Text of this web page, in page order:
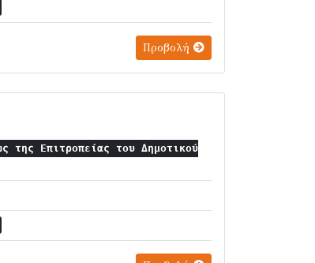
Προβολή
της Επιτροπείας του Δημοτικού